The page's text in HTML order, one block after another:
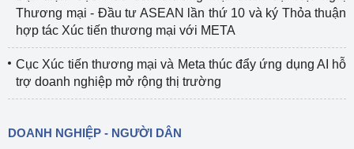
Thương mại - Đầu tư ASEAN lần thứ 10 và ký Thỏa thuận
hợp tác Xúc tiến thương mại với META
Cục Xúc tiến thương mại và Meta thúc đẩy ứng dụng AI hỗ
trợ doanh nghiệp mở rộng thị trường
DOANH NGHIỆP - NGƯỜI DÂN